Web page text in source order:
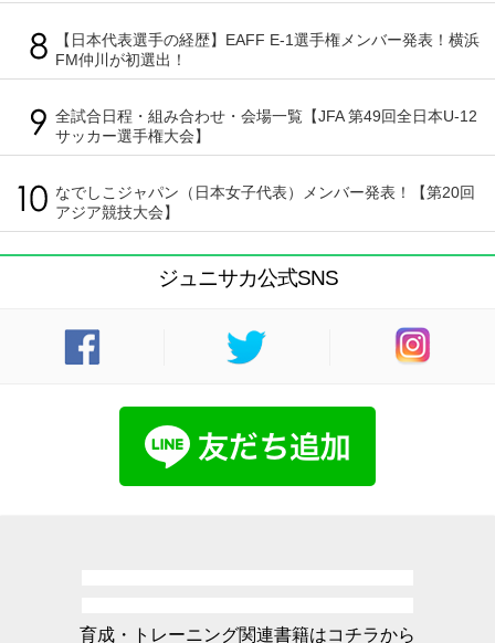
【日本代表選手の経歴】EAFF E-1選手権メンバー発表！横浜
FM仲川が初選出！
全試合日程・組み合わせ・会場一覧【JFA 第49回全日本U-12
サッカー選手権大会】
なでしこジャパン（日本女子代表）メンバー発表！【第20回
アジア競技大会】
ジュニサカ公式SNS
育成・トレーニング関連書籍はコチラから